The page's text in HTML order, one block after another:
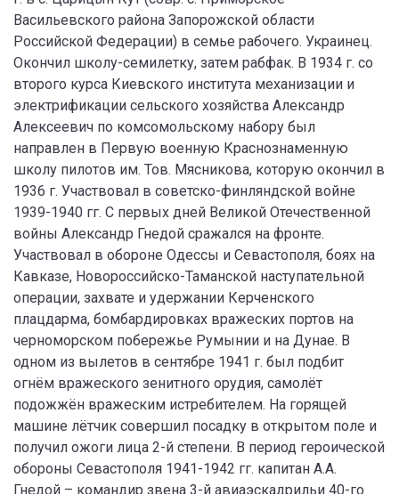
Васильевского района Запорожской области
Российской Федерации) в семье рабочего. Украинец.
Окончил школу-семилетку, затем рабфак. В 1934 г. со
второго курса Киевского института механизации и
электрификации сельского хозяйства Александр
Алексеевич по комсомольскому набору был
направлен в Первую военную Краснознаменную
школу пилотов им. Тов. Мясникова, которую окончил в
1936 г. Участвовал в советско-финляндской войне
1939-1940 гг. С первых дней Великой Отечественной
войны Александр Гнедой сражался на фронте.
Участвовал в обороне Одессы и Севастополя, боях на
Кавказе, Новороссийско-Таманской наступательной
операции, захвате и удержании Керченского
плацдарма, бомбардировках вражеских портов на
черноморском побережье Румынии и на Дунае. В
одном из вылетов в сентябре 1941 г. был подбит
огнём вражеского зенитного орудия, самолёт
подожжён вражеским истребителем. На горящей
машине лётчик совершил посадку в открытом поле и
получил ожоги лица 2-й степени. В период героической
обороны Севастополя 1941-1942 гг. капитан А.А.
Гнедой – командир звена 3-й авиаэскадрильи 40-го